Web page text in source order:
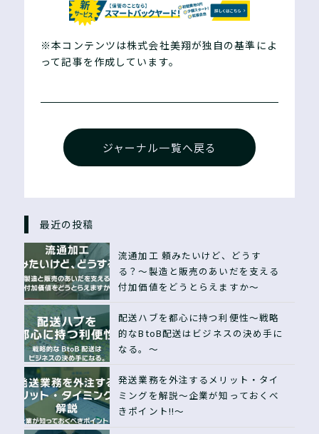
※本コンテンツは株式会社美翔が独自の基準によ
って記事を作成しています。
ジャーナル一覧へ戻る
最近の投稿
流通加工 頼みたいけど、どうす
る？〜製造と販売のあいだを支える
付加価値をどうとらえますか〜
配送ハブを都心に持つ利便性〜戦略
的なBtoB配送はビジネスの決め手に
なる。〜
発送業務を外注するメリット・タイ
ミングを解説〜企業が知っておくべ
きポイント!!〜